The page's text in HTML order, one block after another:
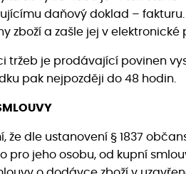
daňový doklad –
zboží a zašle jej v
tržeb je prodávající povinen
pak nejpozději do 48 hodin.
že dle ustanovení § 1837
pro jeho osobu, od kupní